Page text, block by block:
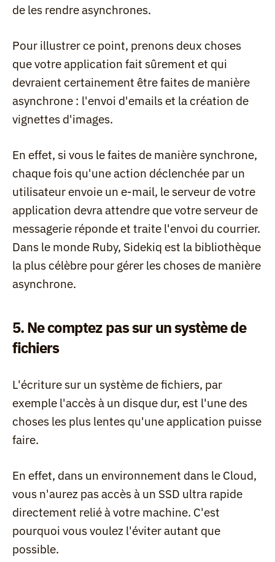
de les rendre asynchrones.
Pour illustrer ce point, prenons deux choses
que votre application fait sûrement et qui
devraient certainement être faites de manière
asynchrone : l'envoi d'emails et la création de
vignettes d'images.
En effet, si vous le faites de manière synchrone,
chaque fois qu'une action déclenchée par un
utilisateur envoie un e-mail, le serveur de votre
application devra attendre que votre serveur de
messagerie réponde et traite l'envoi du courrier.
Dans le monde Ruby, Sidekiq est la bibliothèque
la plus célèbre pour gérer les choses de manière
asynchrone.
5. Ne comptez pas sur un système de
fichiers
L'écriture sur un système de fichiers, par
exemple l'accès à un disque dur, est l'une des
choses les plus lentes qu'une application puisse
faire.
En effet, dans un environnement dans le Cloud,
vous n'aurez pas accès à un SSD ultra rapide
directement relié à votre machine. C'est
pourquoi vous voulez l'éviter autant que
possible.